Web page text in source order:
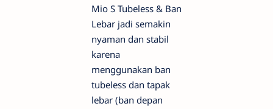
Mio S Tubeless & Ban
Lebar jadi semakin
nyaman dan stabil
karena
menggunakan ban
tubeless dan tapak
lebar (ban depan